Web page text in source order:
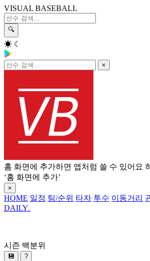
VISUAL BASEBALL
🔍
☀ ☾
×
홈 화면에 추가하면 앱처럼 쓸 수 있어요
‘홈 화면에 추가’
×
HOME 일정 팀/순위 타자 투수 이동거리
DAILY.
시즌 백분위
💾 ?